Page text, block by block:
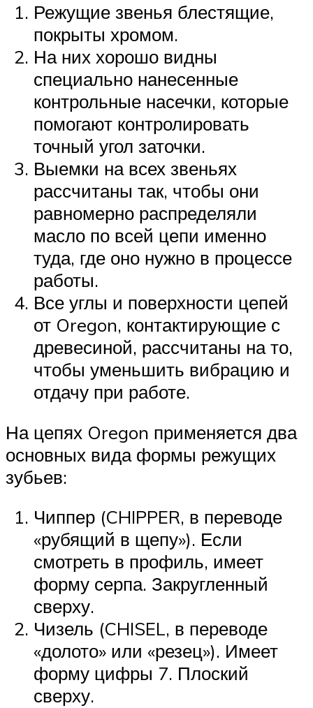
Режущие звенья блестящие,
покрыты хромом.
На них хорошо видны
специально нанесенные
контрольные насечки, которые
помогают контролировать
точный угол заточки.
Выемки на всех звеньях
рассчитаны так, чтобы они
равномерно распределяли
масло по всей цепи именно
туда, где оно нужно в процессе
работы.
Все углы и поверхности цепей
от Oregon, контактирующие с
древесиной, рассчитаны на то,
чтобы уменьшить вибрацию и
отдачу при работе.
На цепях Oregon применяется два
основных вида формы режущих
зубьев:
Чиппер (CHIPPER, в переводе
«рубящий в щепу»). Если
смотреть в профиль, имеет
форму серпа. Закругленный
сверху.
Чизель (CHISEL, в переводе
«долото» или «резец»). Имеет
форму цифры 7. Плоский
сверху.